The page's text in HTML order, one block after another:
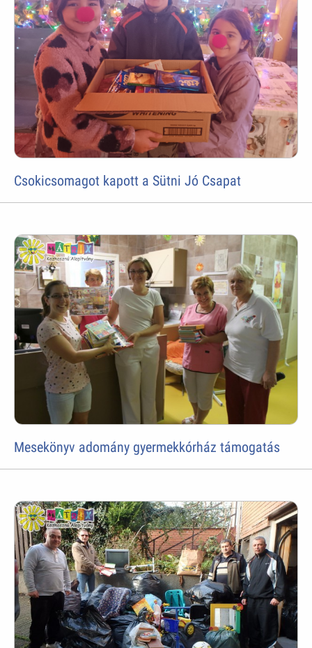
Csokicsomagot kapott a Sütni Jó Csapat
Mesekönyv adomány gyermekkórház támogatás